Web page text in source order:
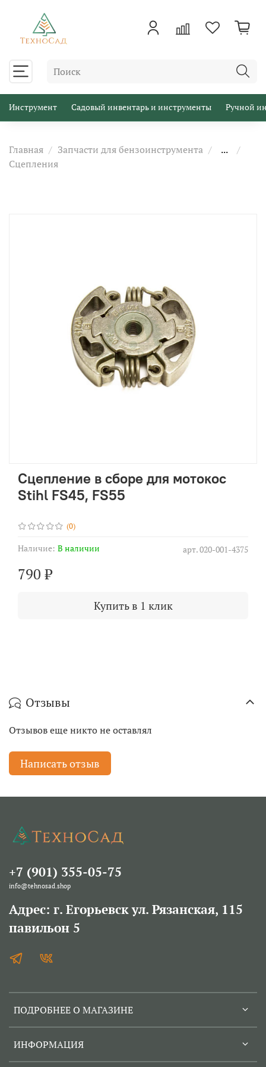
Инструмент Садовый инвентарь и инструменты Ручной
Главная Запчасти для бензоинструмента
...
Сцепления
(0)
арт.020-001-4375
Наличие: В наличии
Сцепление в сборе для мотокос
Stihl FS45, FS55
790 ₽
Купить в 1 клик
Отзывы
Отзывов еще никто не оставлял
Написать отзыв
ПОДРОБНЕЕ О МАГАЗИНЕ
ИНФОРМАЦИЯ
+7 (901) 355-05-75
info@tehnosad.shop
Адрес: г. Егорьевск ул. Рязанская, 115
павильон 5